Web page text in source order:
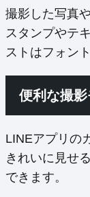
撮影した写真
スタンプやテ
ストはフォン
便利な撮
LINEアプリの
きれいに見せ
できます。